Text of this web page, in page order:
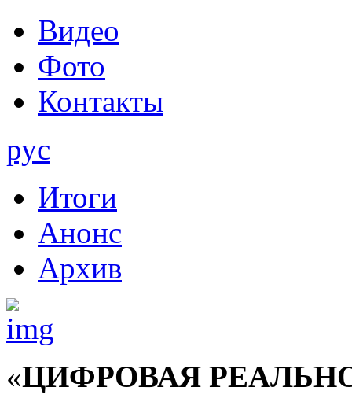
Видео
Фото
Контакты
рус
Итоги
Анонс
Архив
«ЦИФРОВАЯ